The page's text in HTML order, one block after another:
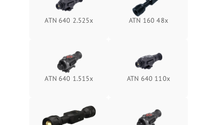
защиты от замыкания
Поломка системы защиты
от перенапряжения
Подробнее →
ATN 640 2.525x ATN 160 48x
ATN 640 1.515x ATN 640 110x